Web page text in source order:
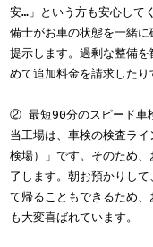
安…」という方も安心して
備士がお車の状態を一緒
提示します。過剰な整備
めて追加料金を請求したり
② 最短90分のスピード車
当工場は、車検の検査ラ
検場）」です。そのため
了します。朝お預かりし
て帰ることもできるため
も大変喜ばれています。